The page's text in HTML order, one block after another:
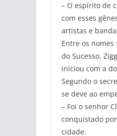
– O espírito de
com esses
artistas e
Entre os nomes
do Sucesso,
iniciou com a
Segundo o
se deve ao
– Foi o senhor
conquistado
cidade.